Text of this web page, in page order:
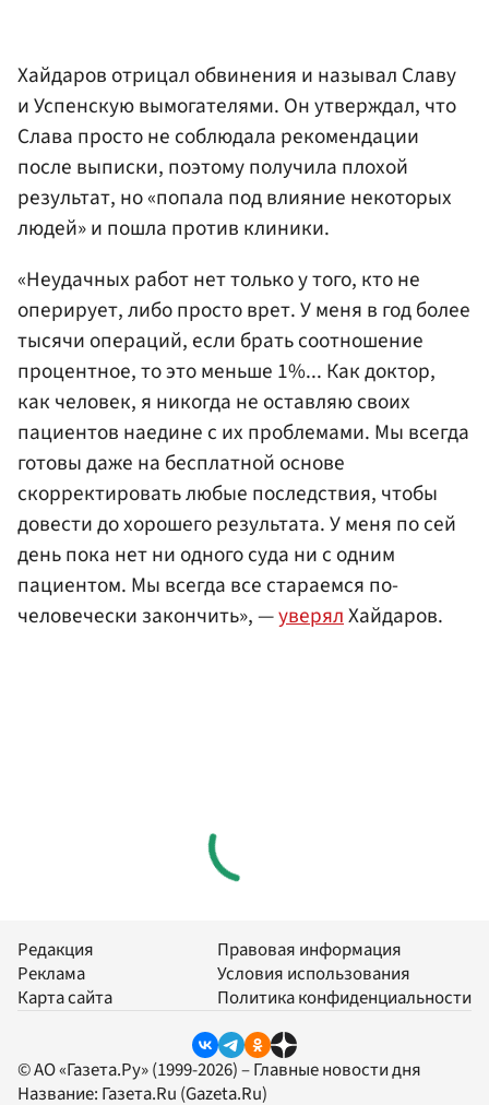
Хайдаров отрицал обвинения и называл Славу
и Успенскую вымогателями. Он утверждал, что
Слава просто не соблюдала рекомендации
после выписки, поэтому получила плохой
результат, но «попала под влияние некоторых
людей» и пошла против клиники.
«Неудачных работ нет только у того, кто не
оперирует, либо просто врет. У меня в год более
тысячи операций, если брать соотношение
процентное, то это меньше 1%... Как доктор,
как человек, я никогда не оставляю своих
пациентов наедине с их проблемами. Мы всегда
готовы даже на бесплатной основе
скорректировать любые последствия, чтобы
довести до хорошего результата. У меня по сей
день пока нет ни одного суда ни с одним
пациентом. Мы всегда все стараемся по-
человечески закончить», —уверялХайдаров.
Редакция
Реклама
Карта сайта
Правовая информация
Условия использования
Политика конфиденциальности
© АО «Газета.Ру» (1999-2026) – Главные новости дня
Название: Газета.Ru (Gazeta.Ru)